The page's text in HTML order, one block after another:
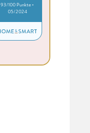
93/100 Punkte •
05/2024